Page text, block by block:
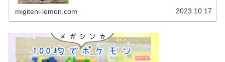
migiteni-lemon.com 2023.10.17